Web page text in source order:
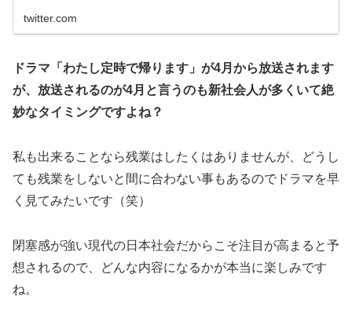
twitter.com
ドラマ「わたし定時で帰ります」が4月から放送されます
が、放送されるのが4月と言うのも新社会人が多くいて絶
妙なタイミングですよね？
私も出来ることなら残業はしたくはありませんが、どうし
ても残業をしないと間に合わない事もあるのでドラマを早
く見てみたいです（笑）
閉塞感が強い現代の日本社会だからこそ注目が高まると予
想されるので、どんな内容になるかが本当に楽しみです
ね。